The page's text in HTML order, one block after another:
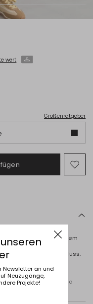
wert
Größenratgeber
Auf
die
aus einem gerade
sowie einem
langen Ärmeln mit
Knopfverschluss.
in Cavriago,Via
Newsletter an und
Neuzugänge,
Projekte!